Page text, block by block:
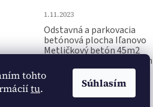
tohto
tu. Súhlasím
1.11.2023
Odstavná a parkovacia
betónová plocha Iľanovo
Metličkový betón 45m2
Raznica pečiatka na betón
15.10.2023